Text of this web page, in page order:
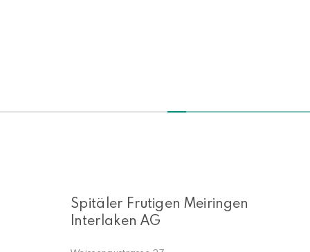
Spitäler Frutigen Meiringen
Interlaken AG